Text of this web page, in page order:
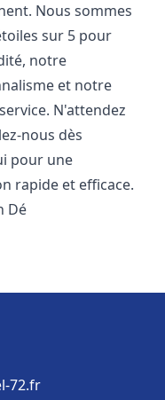
Nous sommes
sur 5 pour
notre
et notre
N'attendez
nous dès
pour une
rapide et efficace.
Dé
72.fr